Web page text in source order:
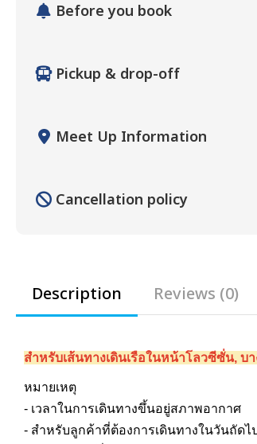
Before you book
Pickup & drop-off
Meet Up Information
Cancellation policy
Description Reviews (0)
สำหรับเส้นทางเดินเรือในหน้าโลวซีซั่น, บ
หมายเหตุ
- เวลาในการเดินทางขึ้นอยู่สภาพอากาศ
- สำหรับลูกค้าที่ต้องการเดินทางในวันถัด